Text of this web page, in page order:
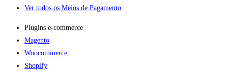
Ver todos os Meios de Pagamento
Plugins e-commerce​
Magento
Woocommerce
Shopify